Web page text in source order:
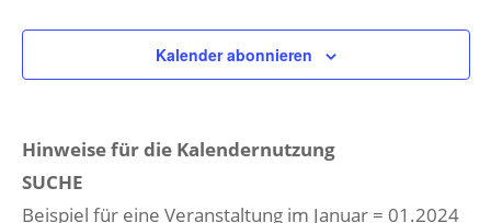
Kalender abonnieren
Hinweise für die Kalendernutzung
SUCHE
Beispiel für eine Veranstaltung im Januar = 01.2024